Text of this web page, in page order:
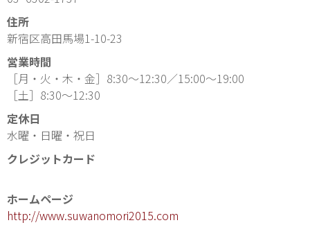
住所
新宿区高田馬場1-10-23
営業時間
［月・火・木・金］8:30〜12:30／15:00〜19:00
［土］8:30〜12:30
定休日
水曜・日曜・祝日
クレジットカード
ホームページ
http://www.suwanomori2015.com